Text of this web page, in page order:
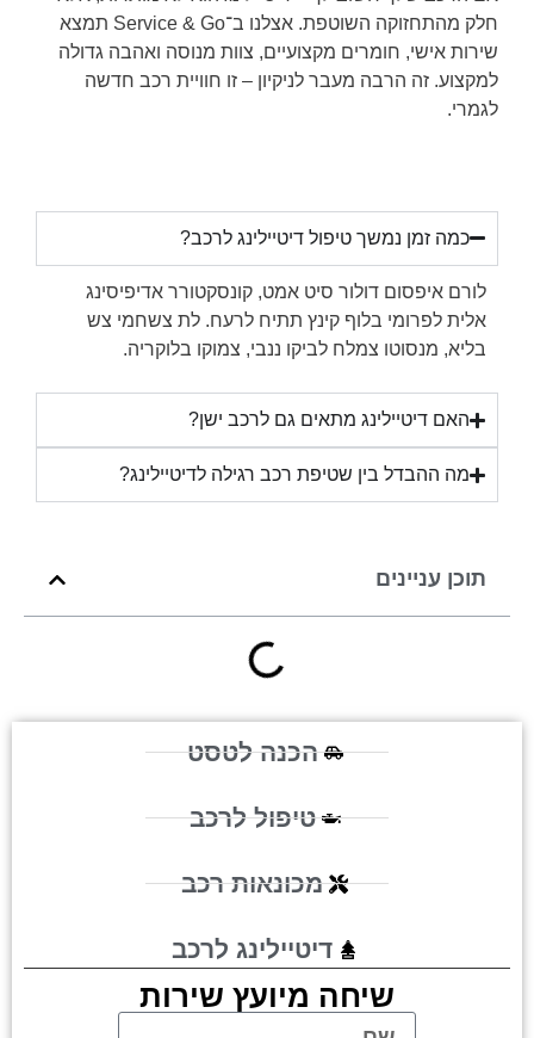
הכנה לטסט
טיפול לרכב
מכונאות רכב
דיטיילינג לרכב
שיחה מיועץ שירות
חלק מהתחזוקה השוטפת. אצלנו ב־Service & Go תמצא
שירות אישי, חומרים מקצועיים, צוות מנוסה ואהבה גדולה
למקצוע. זה הרבה מעבר לניקיון – זו חוויית רכב חדשה
לגמרי.
כמה זמן נמשך טיפול דיטיילינג לרכב?
לורם איפסום דולור סיט אמט, קונסקטורר אדיפיסינג
אלית לפרומי בלוף קינץ תתיח לרעח. לת צשחמי צש
בליא, מנסוטו צמלח לביקו ננבי, צמוקו בלוקריה.
האם דיטיילינג מתאים גם לרכב ישן?
מה ההבדל בין שטיפת רכב רגילה לדיטיילינג?
תוכן עניינים